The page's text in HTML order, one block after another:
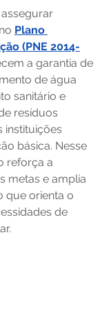
Plano
(PNE 2014-
a garantia de
de água
sanitário e
resíduos
instituições
básica. Nesse
reforça a
metas e amplia
que orienta o
de